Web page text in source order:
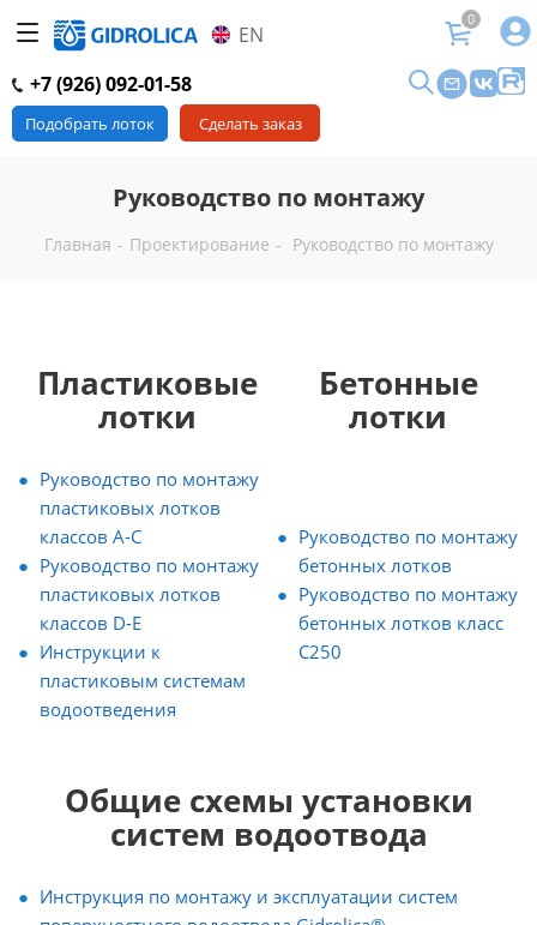
EN
0
+7 (926) 092-01-58
Подобрать лоток Сделать заказ
Руководство по монтажу
Главная - Проектирование - Руководство по монтажу
Пластиковые
лотки
Бетонные
лотки
Руководство по монтажу
пластиковых лотков
классов A-C
Руководство по монтажу
пластиковых лотков
классов D-E
Инструкции к
пластиковым системам
водоотведения
Руководство по монтажу
бетонных лотков
Руководство по монтажу
бетонных лотков класс
C250
Общие схемы установки
систем водоотвода
Инструкция по монтажу и эксплуатации систем